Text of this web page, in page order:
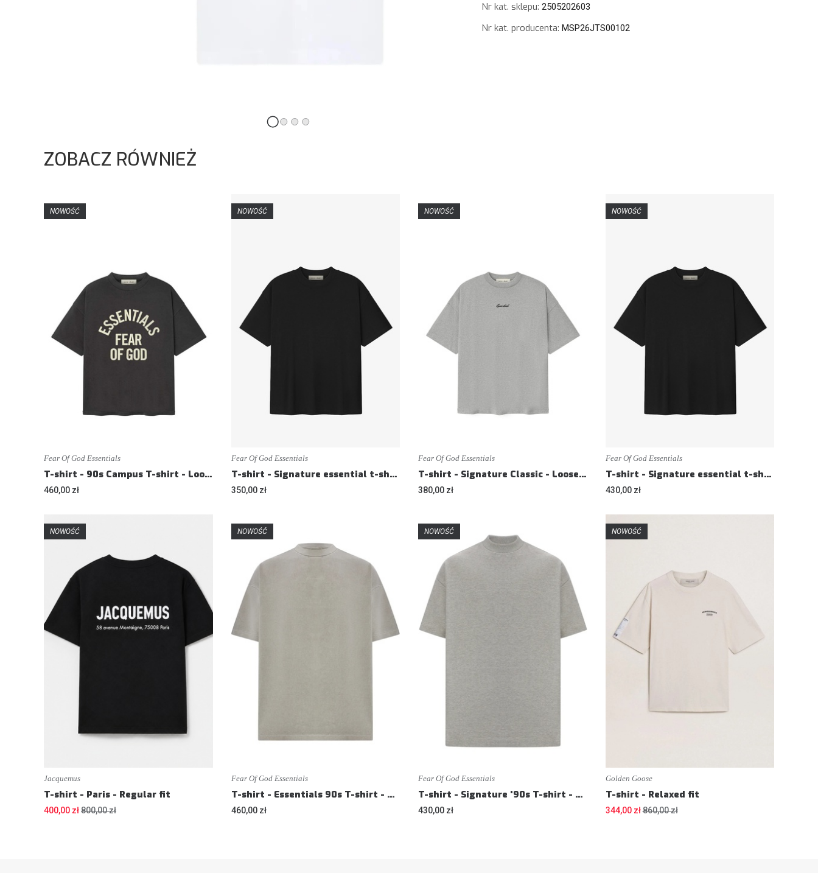
Nr kat. sklepu: 2505202603
Nr kat. producenta: MSP26JTS00102
ZOBACZ RÓWNIEŻ
NOWOŚĆ
Fear Of God Essentials
T-shirt - 90s Campus T-shirt - Loose fit
460,00 zł
NOWOŚĆ
Fear Of God Essentials
T-shirt - Signature essential t-shirt - Loose fit
350,00 zł
NOWOŚĆ
Fear Of God Essentials
T-shirt - Signature Classic - Loose fit
380,00 zł
NOWOŚĆ
Fear Of God Essentials
T-shirt - Signature essential t-shirt - Loose fit
430,00 zł
NOWOŚĆ
Jacquemus
T-shirt - Paris - Regular fit
400,00 zł800,00 zł
NOWOŚĆ
Fear Of God Essentials
T-shirt - Essentials 90s T-shirt - Loose fit
460,00 zł
NOWOŚĆ
Fear Of God Essentials
T-shirt - Signature '90s T-shirt - Loose fit
430,00 zł
NOWOŚĆ
Golden Goose
T-shirt - Relaxed fit
344,00 zł860,00 zł